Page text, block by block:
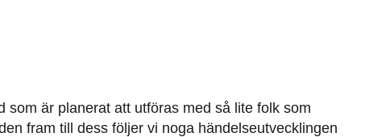
är planerat att utföras med så lite folk som
fram till dess följer vi noga händelseutvecklingen